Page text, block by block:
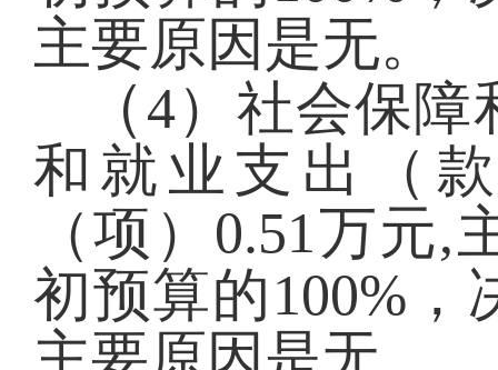
主要原因是无。
（4）社会保障
和就业支出（
（项）0.51万元
初预算的100%
主要原因是无。